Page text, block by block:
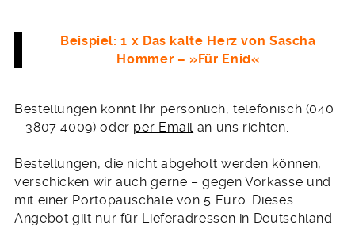
Beispiel: 1 x Das kalte Herz von Sascha
Hommer – »Für Enid«
Bestellungen könnt Ihr persönlich, telefonisch (040
– 3807 4009) oder per Email an uns richten.
Bestellungen, die nicht abgeholt werden können,
verschicken wir auch gerne – gegen Vorkasse und
mit einer Portopauschale von 5 Euro. Dieses
Angebot gilt nur für Lieferadressen in Deutschland.